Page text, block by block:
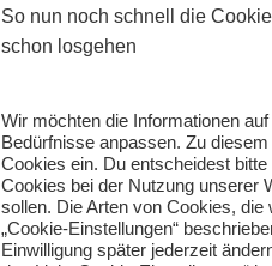
So nun noch schnell die
schon losgehen
Wir möchten die Informationen
Bedürfnisse anpassen. Zu
Cookies ein. Du entscheidest
Cookies bei der Nutzung unserer
sollen. Die Arten von Cookies,
„Cookie-Einstellungen“
Einwilligung später jederzeit